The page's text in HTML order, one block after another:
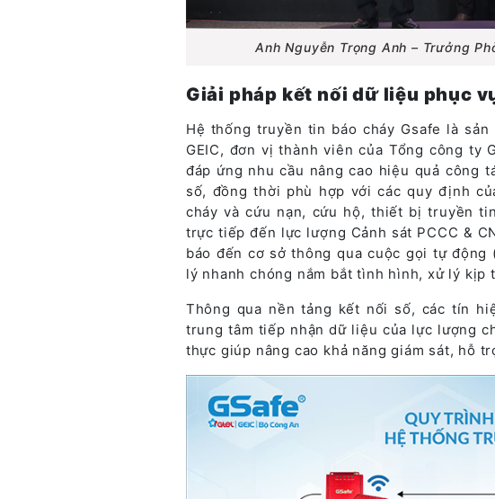
Anh Nguyễn Trọng Anh – Trưởng
Giải pháp kết nối dữ liệu phục
Hệ thống truyền tin báo cháy Gsafe là
GEIC, đơn vị thành viên của Tổng công ty
đáp ứng nhu cầu nâng cao hiệu quả công
số, đồng thời phù hợp với các quy định
cháy và cứu nạn, cứu hộ, thiết bị truyền
trực tiếp đến lực lượng Cảnh sát PCCC &
báo đến cơ sở thông qua cuộc gọi tự động
lý nhanh chóng nắm bắt tình hình, xử lý
Thông qua nền tảng kết nối số, các tín
trung tâm tiếp nhận dữ liệu của lực lượng
thực giúp nâng cao khả năng giám sát, hỗ